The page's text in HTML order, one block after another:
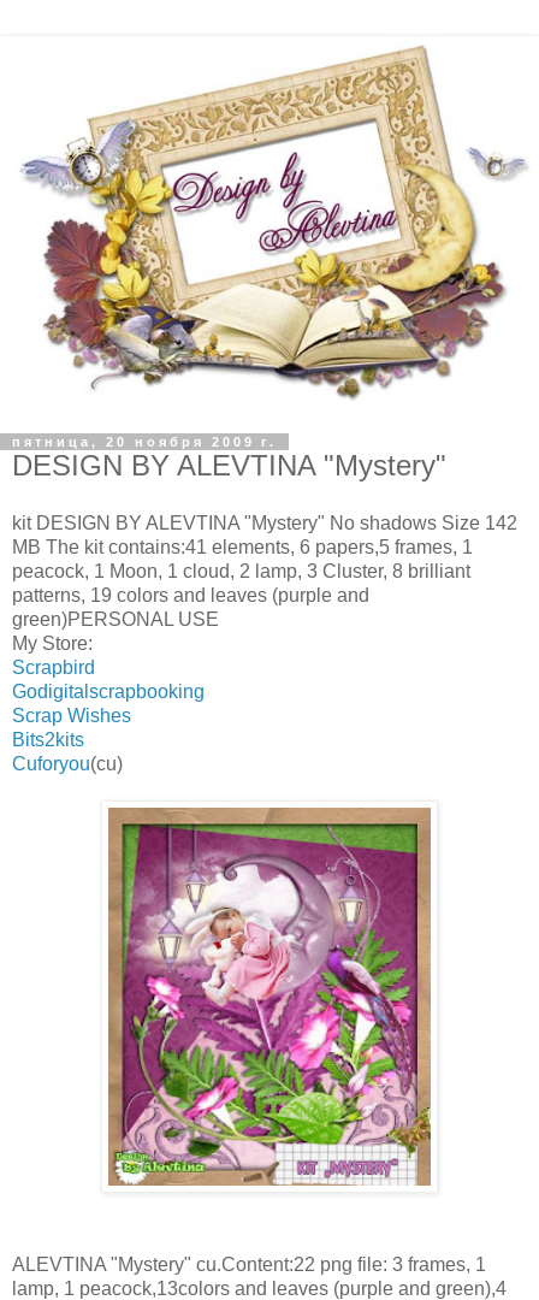
пятница, 20 ноября 2009 г.
DESIGN BY ALEVTINA "Mystery"
kit DESIGN BY ALEVTINA "Mystery" No shadows Size 142
MB The kit contains:41 elements, 6 papers,5 frames, 1
peacock, 1 Moon, 1 cloud, 2 lamp, 3 Cluster, 8 brilliant
patterns, 19 colors and leaves (purple and
green)PERSONAL USE
My Store:
Scrapbird
Godigitalscrapbooking
Scrap Wishes
Bits2kits
Cuforyou(cu)
ALEVTINA "Mystery" cu.Content:22 png file: 3 frames, 1
lamp, 1 peacock,13colors and leaves (purple and green),4